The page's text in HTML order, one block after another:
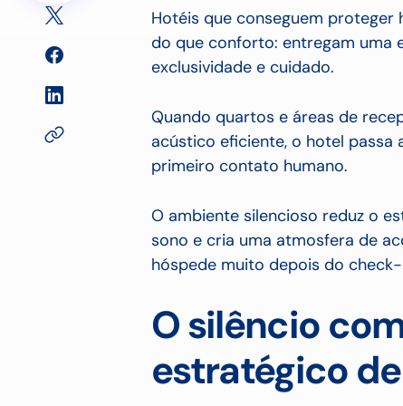
Hotéis que conseguem
do que conforto: entregam uma
exclusividade e cuidado.
Quando quartos e áreas de
acústico eficiente, o hotel passa
primeiro contato humano.
O ambiente silencioso reduz o
sono e cria uma atmosfera de
hóspede muito depois do
O silêncio
estratégico